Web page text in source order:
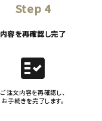
Step 4
内容を再確認し完了
fact_check
ご注文内容を再確認し、
お手続きを完了します。